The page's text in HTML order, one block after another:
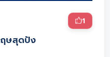
1
ฤษสุดปัง